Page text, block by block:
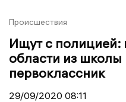
Происшествия
Ищут с
области из школы
первоклассник
29/09/2020 08:11